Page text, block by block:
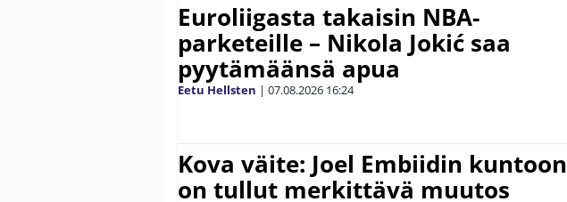
Euroliigasta takaisin NBA-
parketeille – Nikola Jokić saa
pyytämäänsä apua
Eetu Hellsten | 07.08.2026 16:24
Kova väite: Joel Embiidin kuntoon
on tullut merkittävä muutos